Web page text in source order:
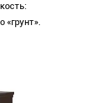
«грунт».